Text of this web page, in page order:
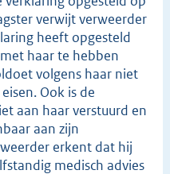
verwijt verweerder
heeft opgesteld
haar te hebben
volgens haar niet
Ook is de
aan haar verstuurd en
aan zijn
erkent dat hij
medisch advies